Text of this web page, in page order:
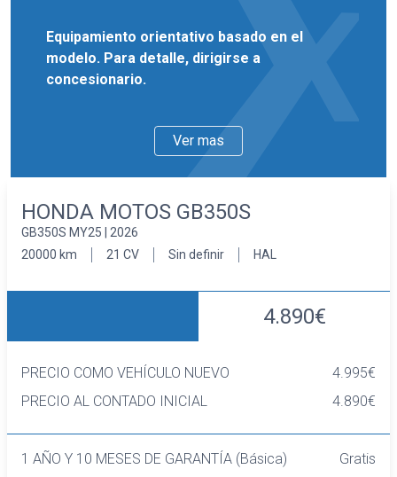
Equipamiento orientativo basado en el
modelo. Para detalle, dirigirse a
concesionario.
Ver mas
HONDA MOTOS GB350S
GB350S MY25 | 2026
20000 km
21 CV Sin definir HAL
4.890€
PRECIO COMO VEHÍCULO NUEVO
4.995€
PRECIO AL CONTADO INICIAL
4.890€
1 AÑO Y 10 MESES DE GARANTÍA (Básica) Gratis